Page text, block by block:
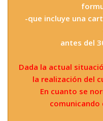
-que incluye una
antes del
Dada la actual
la realización del
En cuanto se